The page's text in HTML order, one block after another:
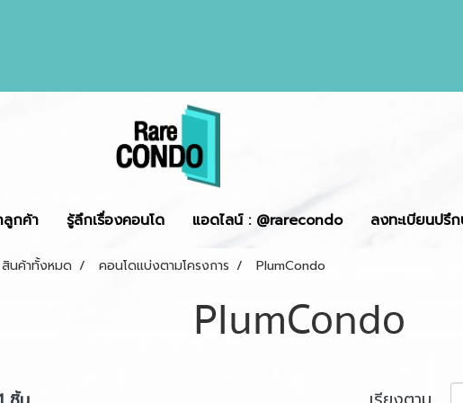
ลูกค้า รู้ลึกเรื่องคอนโด แอดไลน์ : @rarecondo ลงทะเบียนปรึ
สินค้าทั้งหมด คอนโดแบ่งตามโครงการ PlumCondo
PlumCondo